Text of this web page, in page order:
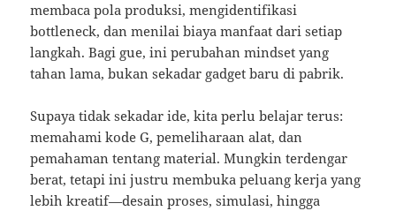
membaca pola produksi, mengidentifikasi
bottleneck, dan menilai biaya manfaat dari setiap
langkah. Bagi gue, ini perubahan mindset yang
tahan lama, bukan sekadar gadget baru di pabrik.
Supaya tidak sekadar ide, kita perlu belajar terus:
memahami kode G, pemeliharaan alat, dan
pemahaman tentang material. Mungkin terdengar
berat, tetapi ini justru membuka peluang kerja yang
lebih kreatif—desain proses, simulasi, hingga